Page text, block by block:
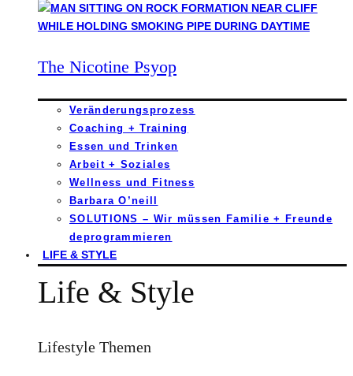
The Nicotine Psyop
Veränderungsprozess
Coaching + Training
Essen und Trinken
Arbeit + Soziales
Wellness und Fitness
Barbara O’neill
SOLUTIONS – Wir müssen Familie + Freunde
deprogrammieren
LIFE & STYLE
Life & Style
Lifestyle Themen